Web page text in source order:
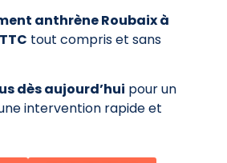
anthrène Roubaix à
TTC tout compris et sans
dès aujourd’hui pour un
intervention rapide et